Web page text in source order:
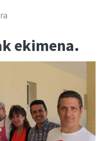
ekimena.